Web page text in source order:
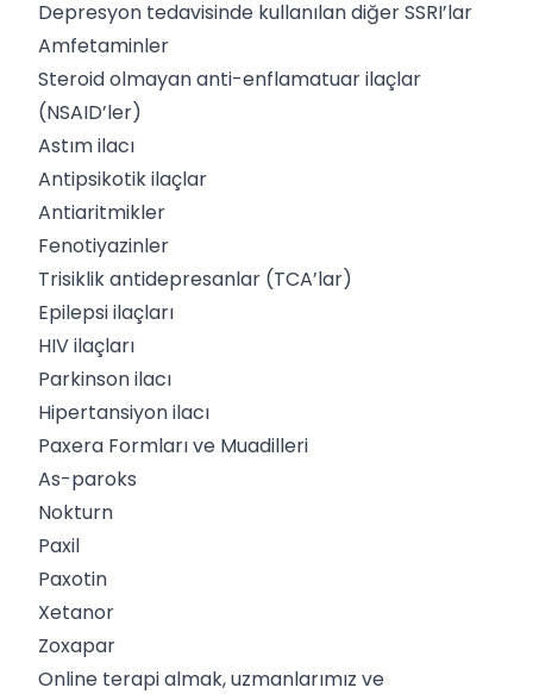
Depresyon tedavisinde kullanılan diğer SSRI’lar
Amfetaminler
Steroid olmayan anti-enflamatuar ilaçlar
(NSAID’ler)
Astım ilacı
Antipsikotik ilaçlar
Antiaritmikler
Fenotiyazinler
Trisiklik antidepresanlar (TCA’lar)
Epilepsi ilaçları
HIV ilaçları
Parkinson ilacı
Hipertansiyon ilacı
Paxera Formları ve Muadilleri
As-paroks
Nokturn
Paxil
Paxotin
Xetanor
Zoxapar
Online terapi almak, uzmanlarımız ve